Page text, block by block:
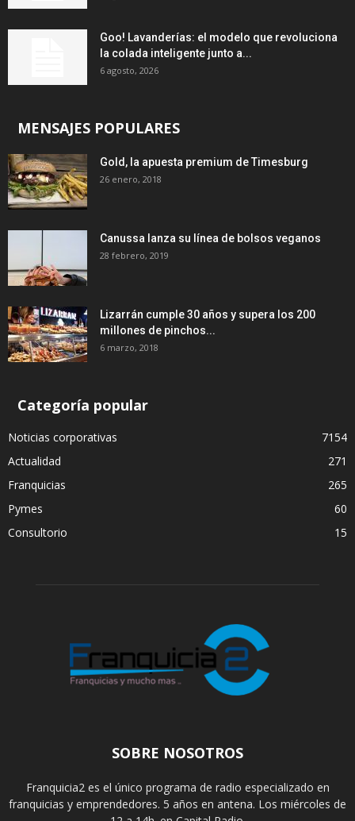
Goo! Lavanderías: el modelo que revoluciona
la colada inteligente junto a...
6 agosto, 2026
MENSAJES POPULARES
Gold, la apuesta premium de Timesburg
26 enero, 2018
Canussa lanza su línea de bolsos veganos
28 febrero, 2019
Lizarrán cumple 30 años y supera los 200
millones de pinchos...
6 marzo, 2018
Categoría popular
Noticias corporativas
7154
Actualidad
271
Franquicias
265
Pymes
60
Consultorio
15
SOBRE NOSOTROS
Franquicia2 es el único programa de radio especializado en
franquicias y emprendedores. 5 años en antena. Los miércoles de